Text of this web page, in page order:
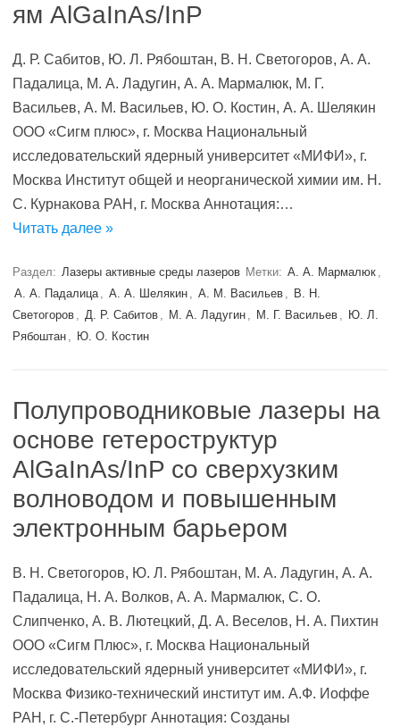
ям AlGaInAs/InP
Д. Р. Сабитов, Ю. Л. Рябоштан, В. Н. Светогоров, А. А.
Падалица, М. А. Ладугин, А. А. Мармалюк, М. Г.
Васильев, А. М. Васильев, Ю. О. Костин, А. А. Шелякин
ООО «Сигм плюс», г. Москва Национальный
исследовательский ядерный университет «МИФИ», г.
Москва Институт общей и неорганической химии им. Н.
С. Курнакова РАН, г. Москва Аннотация:…
Читать далее »
Раздел: Лазеры активные среды лазеров Метки: А. А. Мармалюк ,
А. А. Падалица , А. А. Шелякин , А. М. Васильев , В. Н.
Светогоров , Д. Р. Сабитов , М. А. Ладугин , М. Г. Васильев , Ю. Л.
Рябоштан , Ю. О. Костин
Полупроводниковые лазеры на
основе гетероструктур
AlGaInAs/InP со сверхузким
волноводом и повышенным
электронным барьером
В. Н. Светогоров, Ю. Л. Рябоштан, М. А. Ладугин, А. А.
Падалица, Н. А. Волков, А. А. Мармалюк, С. О.
Слипченко, А. В. Лютецкий, Д. А. Веселов, Н. А. Пихтин
ООО «Сигм Плюс», г. Москва Национальный
исследовательский ядерный университет «МИФИ», г.
Москва Физико-технический институт им. А.Ф. Иоффе
РАН, г. С.-Петербург Аннотация: Созданы